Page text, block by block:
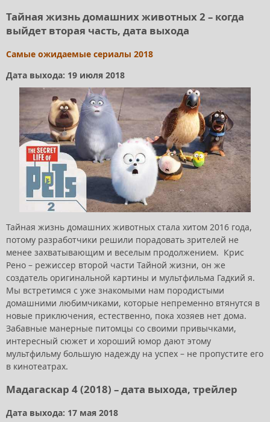
Тайная жизнь домашних животных 2 – когда
выйдет вторая часть, дата выхода
Самые ожидаемые сериалы 2018
Дата выхода: 19 июля 2018
Тайная жизнь домашних животных стала хитом 2016 года,
потому разработчики решили порадовать зрителей не
менее захватывающим и веселым продолжением. Крис
Рено – режиссер второй части Тайной жизни, он же
создатель оригинальной картины и мультфильма Гадкий я.
Мы встретимся с уже знакомыми нам породистыми
домашними любимчиками, которые непременно втянутся в
новые приключения, естественно, пока хозяев нет дома.
Забавные манерные питомцы со своими привычками,
интересный сюжет и хороший юмор дают этому
мультфильму большую надежду на успех – не пропустите его
в кинотеатрах.
Мадагаскар 4 (2018) – дата выхода, трейлер
Дата выхода: 17 мая 2018